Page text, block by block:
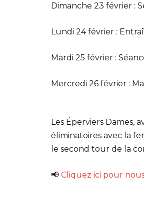
Dimanche 23 février :
Lundi 24 février :
Mardi 25 février :
Mercredi 26 février :
Les Éperviers Dames,
éliminatoires avec la
le second tour de la
📢 Cliquez ici pour